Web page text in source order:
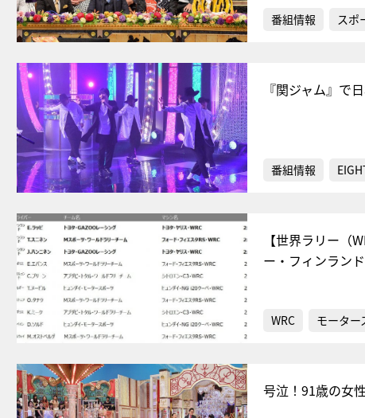
番組情報 スポ
『関ジャム』で
番組情報
【世界ラリー
ー・フィンラン
WRC モーター
号泣！91歳の女